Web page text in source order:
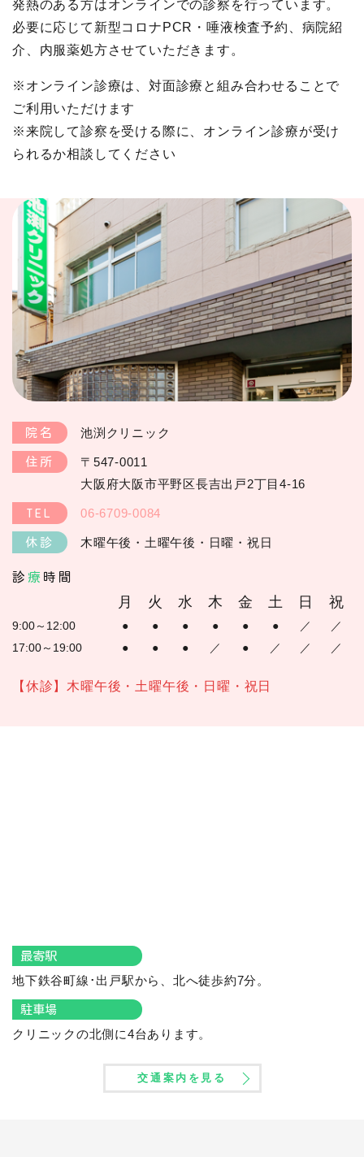
発熱のある方はオンラインでの診察を行っています。
必要に応じて新型コロナPCR・唾液検査予約、病院紹
介、内服薬処方させていただきます。
※オンライン診療は、対面診療と組み合わせることで
ご利用いただけます
※来院して診察を受ける際に、オンライン診療が受け
られるか相談してください
院名 池渕クリニック
住所
〒547-0011
大阪府大阪市平野区長吉出戸2丁目4-16
TEL 06-6709-0084
休診 木曜午後・土曜午後・日曜・祝日
診 療 時間
月 火 水 木 金 土 日 祝
9:00～12:00 ● ● ● ● ● ● ／
／
17:00～19:00
● ● ● ／ ● ／ ／ ／
【休診】木曜午後・土曜午後・日曜・祝日
最寄駅
地下鉄谷町線･出戸駅から、北へ徒歩約7分。
駐車場
クリニックの北側に4台あります。
交通案内を見る